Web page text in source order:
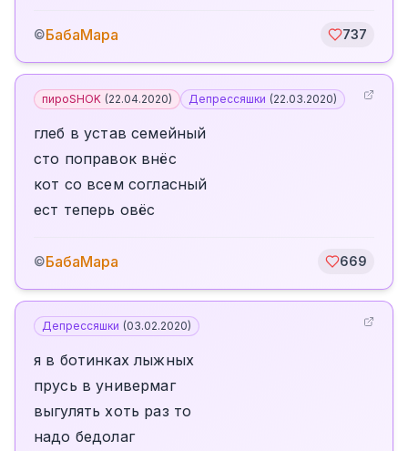
©БабаМара 737
пироSHOK (22.04.2020) Депрессяшки (22.03.2020)
глеб в устав семейный
сто поправок внёс
кот со всем согласный
ест теперь овёс
©БабаМара 669
Депрессяшки (03.02.2020)
я в ботинках лыжных
прусь в универмаг
выгулять хоть раз то
надо бедолаг